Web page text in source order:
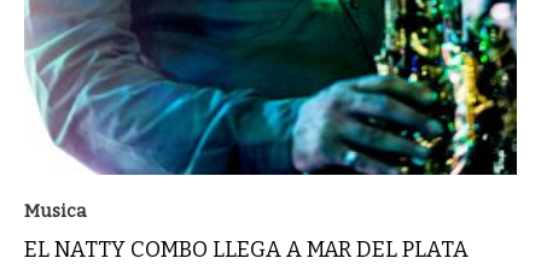
Musica
EL NATTY COMBO LLEGA A MAR DEL PLATA